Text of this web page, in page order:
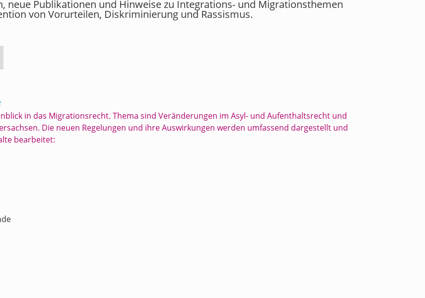
neue Publikationen und Hinweise zu Integrations- und Migrationsthemen
von Vorurteilen, Diskriminierung und Rassismus.
in das Migrationsrecht. Thema sind Veränderungen im Asyl- und Aufenthaltsrecht und
Die neuen Regelungen und ihre Auswirkungen werden umfassend dargestellt und
bearbeitet: